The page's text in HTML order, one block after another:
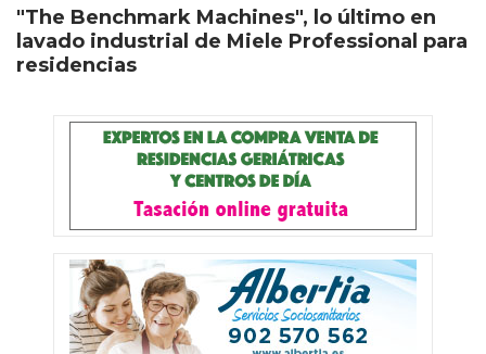
"The Benchmark Machines", lo último en
lavado industrial de Miele Professional para
residencias